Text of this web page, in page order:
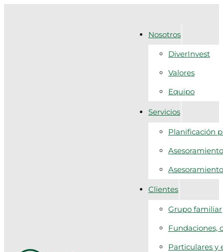
Nosotros
DiverInvest
Valores
Equipo
Servicios
Planificación
Clientes
Grupo familiar
Fundaciones,
Particulares y